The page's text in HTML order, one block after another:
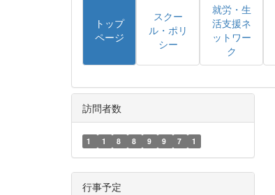
トップ
ページ
スクー
ル・ポリ
シー
就労・生
活支援ネ
ットワー
ク
訪問者数
1 1 8 8 9 9 7 1
行事予定